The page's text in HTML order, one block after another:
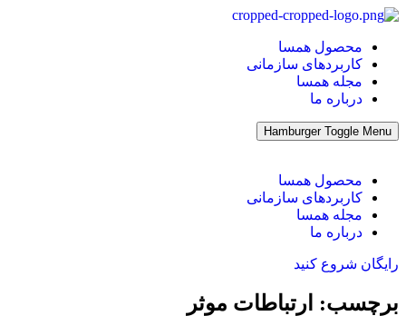
پرش
محتوا
محصول همسا
کاربردهای سازمانی
مجله همسا
درباره ما
Hamburger Toggle Menu
محصول همسا
کاربردهای سازمانی
مجله همسا
درباره ما
رایگان شروع کنید
برچسب: ارتباطات موثر